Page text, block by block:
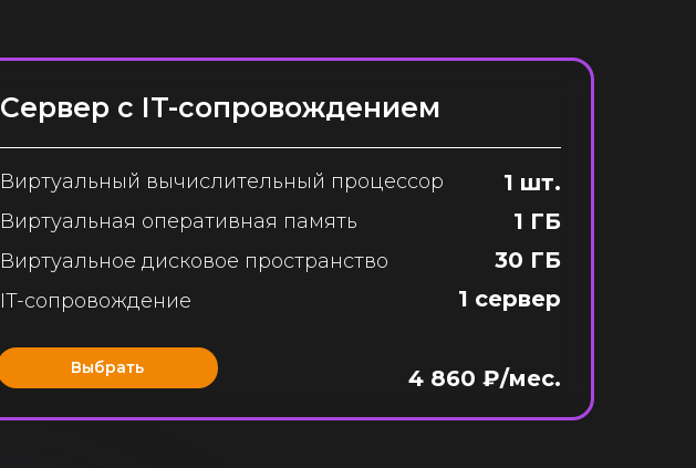
Выбрать
1 шт.
1 ГБ
30 ГБ
1 сервер
Cервер с IT-сопровождением
4 860 ₽/мес.
Виртуальный вычислительный процессор
Виртуальная оперативная память
Виртуальное дисковое пространство
IT-сопровождение